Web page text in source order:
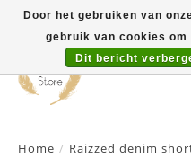
Home / Raizzed denim
Door het gebruiken van
gebruik van cookies
Dit bericht